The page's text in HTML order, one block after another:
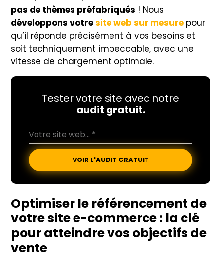
pas de thèmes préfabriqués ! Nous
développons votresite web sur mesure pour
qu’il réponde précisément à vos besoins et
soit techniquement impeccable, avec une
vitesse de chargement optimale.
Tester votre site avec notre
audit gratuit.
VOIR L'AUDIT GRATUIT
Optimiser le référencement de
votre site e-commerce : la clé
pour atteindre vos objectifs de
vente